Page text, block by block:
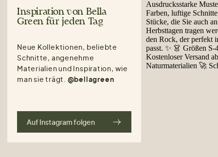
Inspiration von Bella
Green für jeden Tag
Neue Kollektionen, beliebte
Schnitte, angenehme
Materialien und Inspiration, wie
man sie trägt. @bellagreen
Auf Instagram folgen